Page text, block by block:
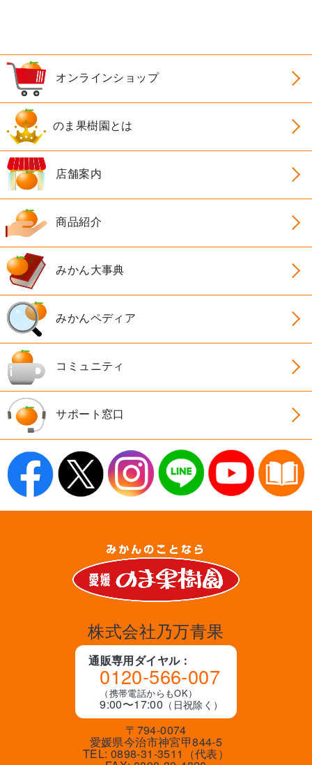
オンラインショップ
のま果樹園とは
店舗案内
商品紹介
みかん大事典
みかんペディア
コミュニティ
サポート窓口
株式会社乃万青果
通販専用ダイヤル：
0120-566-007
（携帯電話からもOK）
9:00〜17:00 （日祝除く）
〒794-0074
愛媛県今治市神宮甲844-5
TEL: 0898-31-3511（代表）